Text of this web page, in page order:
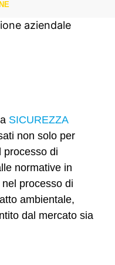
SICUREZZA
non solo per
processo di
normative in
processo di
ambientale,
dal mercato sia